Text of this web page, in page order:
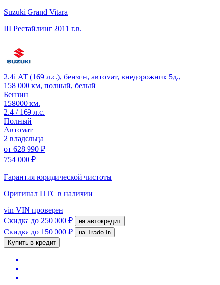
Suzuki Grand Vitara
III Рестайлинг 2011 г.в.
2.4i АТ (169 л.с.), бензин, автомат, внедорожник 5д.,
158 000 км, полный, белый
Бензин
158000 км.
2.4 / 169 л.с.
Полный
Автомат
2 владельца
от 628 990 ₽
754 000 ₽
Гарантия юридической чистоты
Оригинал ПТС в наличии
vin VIN проверен
Скидка до 250 000 ₽ на автокредит
Скидка до 150 000 ₽
на Trade-In
Купить в кредит